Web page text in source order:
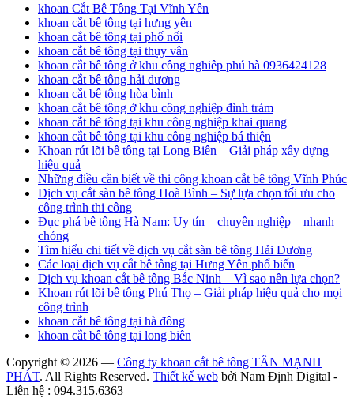
khoan Cắt Bê Tông Tại Vĩnh Yên
khoan cắt bê tông tại hưng yên
khoan cắt bê tông tại phố nối
khoan cắt bê tông tại thụy vân
khoan cắt bê tông ở khu công nghiêp phú hà 0936424128
khoan cắt bê tông hải dương
khoan cắt bê tông hòa bình
khoan cắt bê tông ở khu công nghiệp đình trám
khoan cắt bê tông tại khu công nghiệp khai quang
khoan cắt bê tông tại khu công nghiệp bá thiện
Khoan rút lõi bê tông tại Long Biên – Giải pháp xây dựng
hiệu quả
Những điều cần biết về thi công khoan cắt bê tông Vĩnh Phúc
Dịch vụ cắt sàn bê tông Hoà Bình – Sự lựa chọn tối ưu cho
công trình thi công
Đục phá bê tông Hà Nam: Uy tín – chuyên nghiệp – nhanh
chóng
Tìm hiểu chi tiết về dịch vụ cắt sàn bê tông Hải Dương
Các loại dịch vụ cắt bê tông tại Hưng Yên phổ biến
Dịch vụ khoan cắt bê tông Bắc Ninh – Vì sao nên lựa chọn?
Khoan rút lõi bê tông Phú Thọ – Giải pháp hiệu quả cho mọi
công trình
khoan cắt bê tông tại hà đông
khoan cắt bê tông tại long biên
Copyright © 2026 — Công ty khoan cắt bê tông TÂN MẠNH
PHÁT. All Rights Reserved. Thiết kế web bởi Nam Định Digital -
Liên hệ : 094.315.6363